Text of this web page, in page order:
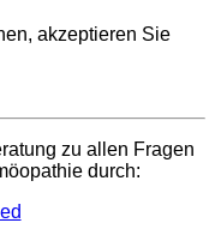
akzeptieren Sie
zu allen Fragen
durch: